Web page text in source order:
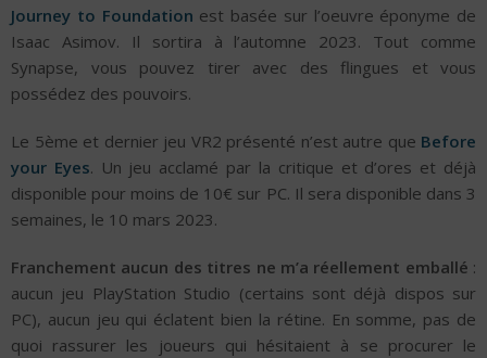
Journey to Foundation est basée sur l’oeuvre éponyme de
Isaac Asimov. Il sortira à l’automne 2023. Tout comme
Synapse, vous pouvez tirer avec des flingues et vous
possédez des pouvoirs.
Le 5ème et dernier jeu VR2 présenté n’est autre que Before
your Eyes. Un jeu acclamé par la critique et d’ores et déjà
disponible pour moins de 10€ sur PC. Il sera disponible dans 3
semaines, le 10 mars 2023.
Franchement aucun des titres ne m’a réellement emballé :
aucun jeu PlayStation Studio (certains sont déjà dispos sur
PC), aucun jeu qui éclatent bien la rétine. En somme, pas de
quoi rassurer les joueurs qui hésitaient à se procurer le